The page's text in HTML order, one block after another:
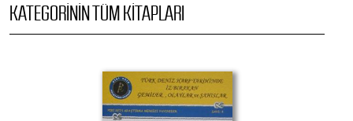
KATEGORININ TÜM KITAPLARI